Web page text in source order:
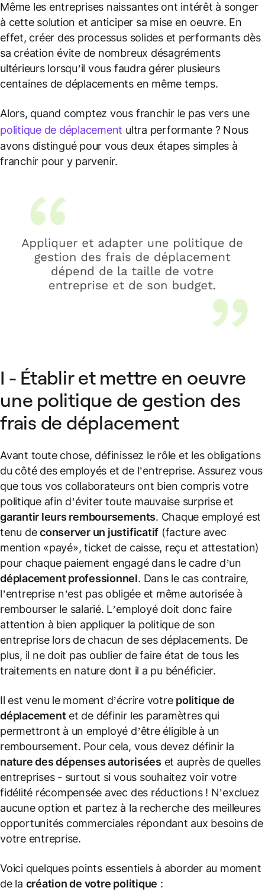
Même les entreprises naissantes ont intérêt à songer
à cette solution et anticiper sa mise en oeuvre. En
effet, créer des processus solides et performants dès
sa création évite de nombreux désagréments
ultérieurs lorsqu’il vous faudra gérer plusieurs
centaines de déplacements en même temps.
Alors, quand comptez vous franchir le pas vers une
politique de déplacement ultra performante ? Nous
avons distingué pour vous deux étapes simples à
franchir pour y parvenir.
I - Établir et mettre en oeuvre
une politique de gestion des
frais de déplacement
Avant toute chose, définissez le rôle et les obligations
du côté des employés et de l’entreprise. Assurez vous
que tous vos collaborateurs ont bien compris votre
politique afin d’éviter toute mauvaise surprise et
garantir leurs remboursements. Chaque employé est
tenu deconserver un justificatif (facture avec
mention «payé», ticket de caisse, reçu et attestation)
pour chaque paiement engagé dans le cadre d’un
déplacement professionnel. Dans le cas contraire,
l’entreprise n’est pas obligée et même autorisée à
rembourser le salarié. L’employé doit donc faire
attention à bien appliquer la politique de son
entreprise lors de chacun de ses déplacements. De
plus, il ne doit pas oublier de faire état de tous les
traitements en nature dont il a pu bénéficier.
Il est venu le moment d’écrire votre politique de
déplacementet de définir les paramètres qui
permettront à un employé d’être éligible à un
remboursement. Pour cela, vous devez définir la
nature des dépenses autorisées et auprès de quelles
entreprises - surtout si vous souhaitez voir votre
fidélité récompensée avec des réductions ! N’excluez
aucune option et partez à la recherche des meilleures
opportunités commerciales répondant aux besoins de
votre entreprise.
Voici quelques points essentiels à aborder au moment
de la création de votre politique :